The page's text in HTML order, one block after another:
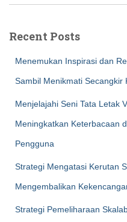
Recent Posts
Menemukan Inspirasi dan
Sambil Menikmati Secangkir
Menjelajahi Seni Tata Letak
Meningkatkan Keterbacaan
Pengguna
Strategi Mengatasi Kerutan
Mengembalikan
Strategi Pemeliharaan